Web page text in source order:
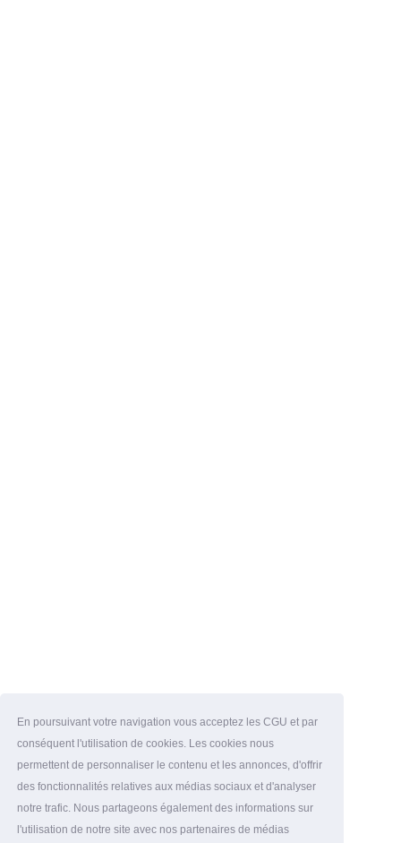
En poursuivant votre navigation vous acceptez les CGU et par
conséquent l'utilisation de cookies. Les cookies nous
permettent de personnaliser le contenu et les annonces, d'offrir
des fonctionnalités relatives aux médias sociaux et d'analyser
notre trafic. Nous partageons également des informations sur
l'utilisation de notre site avec nos partenaires de médias